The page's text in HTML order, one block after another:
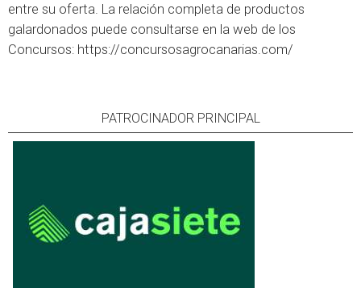
entre su oferta. La relación completa de productos
galardonados puede consultarse en la web de los
Concursos: https://concursosagrocanarias.com/
PATROCINADOR PRINCIPAL